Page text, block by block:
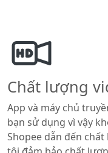
Chất lượng
App và máy chủ
bạn sử dụng vì vậy
Shopee dẫn đến